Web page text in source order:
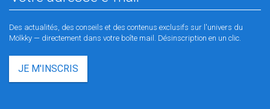
Des actualités, des conseils et des contenus exclusifs sur l'univers du
Mölkky — directement dans votre boîte mail. Désinscription en un clic.
JE M'INSCRIS